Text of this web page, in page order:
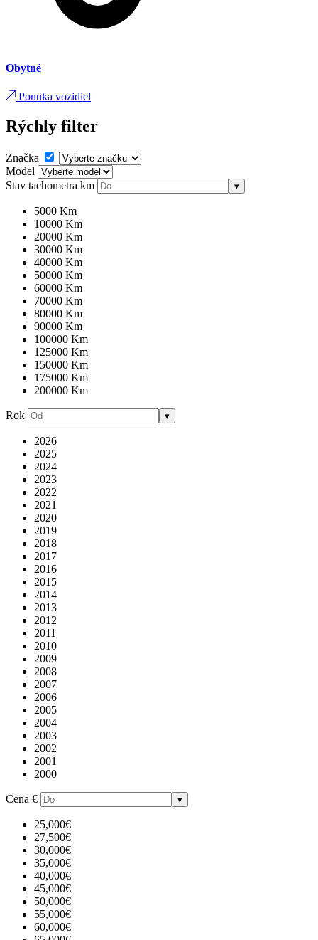
Obytné
Ponuka vozidiel
Rýchly filter
Značka
Model
Stav tachometra km ▾
5000 Km
10000 Km
20000 Km
30000 Km
40000 Km
50000 Km
60000 Km
70000 Km
80000 Km
90000 Km
100000 Km
125000 Km
150000 Km
175000 Km
200000 Km
Rok ▾
2026
2025
2024
2023
2022
2021
2020
2019
2018
2017
2016
2015
2014
2013
2012
2011
2010
2009
2008
2007
2006
2005
2004
2003
2002
2001
2000
Cena € ▾
25,000€
27,500€
30,000€
35,000€
40,000€
45,000€
50,000€
55,000€
60,000€